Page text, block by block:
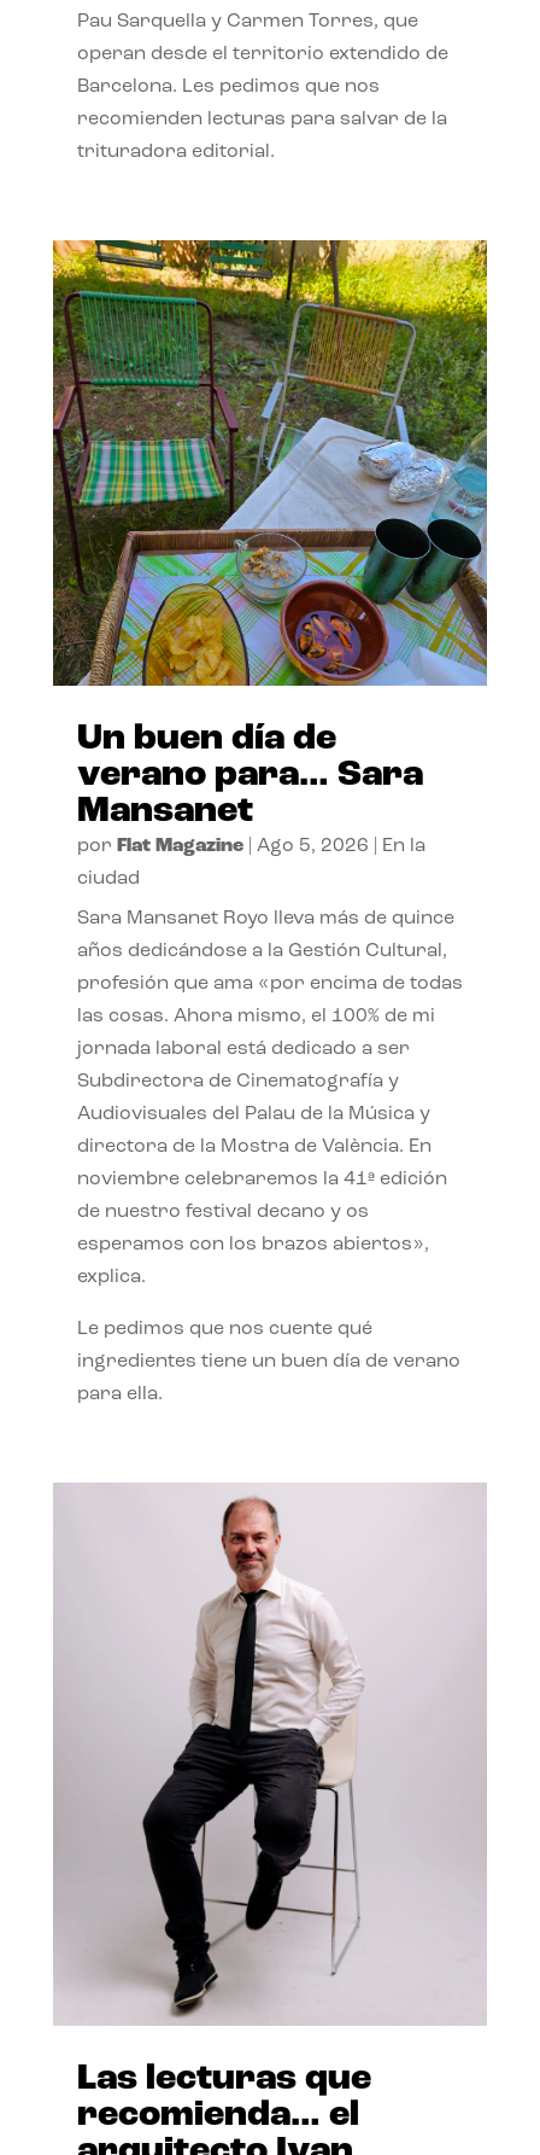
Pau Sarquella y Carmen Torres, que
operan desde el territorio extendido de
Barcelona. Les pedimos que nos
recomienden lecturas para salvar de la
trituradora editorial.
Un buen día de
verano para… Sara
Mansanet
por Flat Magazine| Ago 5, 2026
En la
ciudad
Sara Mansanet Royo lleva más de quince
años dedicándose a la Gestión Cultural,
profesión que ama «por encima de todas
las cosas. Ahora mismo, el 100% de mi
jornada laboral está dedicado a ser
Subdirectora de Cinematografía y
Audiovisuales del Palau de la Música y
directora de la Mostra de València. En
noviembre celebraremos la 41ª edición
de nuestro festival decano y os
esperamos con los brazos abiertos»,
explica.
Le pedimos que nos cuente qué
ingredientes tiene un buen día de verano
para ella.
Las lecturas que
recomienda… el